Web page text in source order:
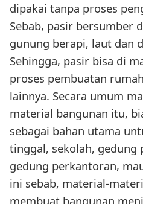
dipakai tanpa proses
Sebab, pasir bersumber
gunung berapi, laut dan
Sehingga, pasir bisa di
proses pembuatan
lainnya. Secara umum
material bangunan itu,
sebagai bahan utama
tinggal, sekolah, gedung
gedung perkantoran,
ini sebab, material-
membuat bangunan